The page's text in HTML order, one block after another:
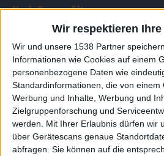
Wir respektieren
Wir und unsere 1538 Partner
Informationen wie Cookies auf einem
personenbezogene Daten wie
Standardinformationen, die von
Werbung und Inhalte, Werbung und
Zielgruppenforschung und
werden.
Mit Ihrer Erlaubnis dürfen wir
über Gerätescans genaue
abfragen. Sie können auf die
Nach Genres filtern►︎
87 Kommentare zu
Redaktionspoll 2020